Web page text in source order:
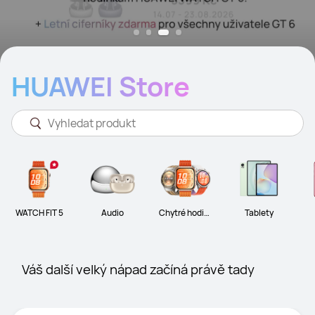
HUAWEI Store
WATCH FIT 5 Audio
Chytré hodink
Tablety
Váš další velký nápad začíná právě tady